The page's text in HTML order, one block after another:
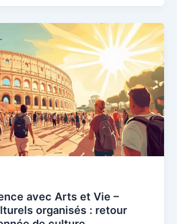
avec Arts et Vie –
organisés : retour